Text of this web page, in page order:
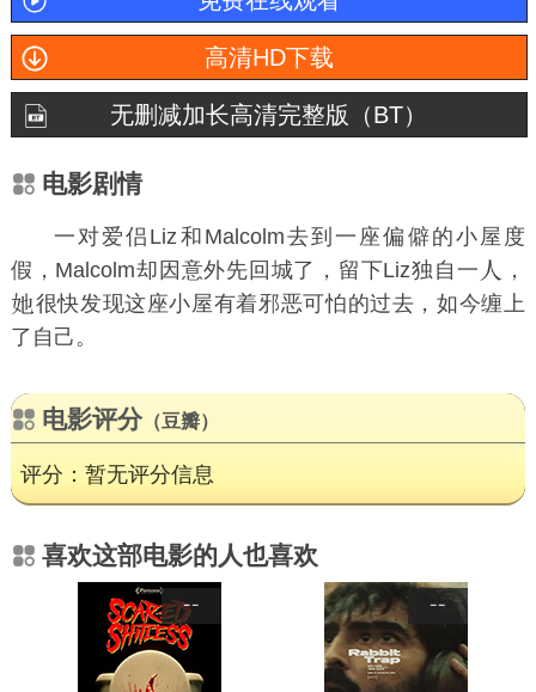
高清HD下载
无删减加长高清完整版（BT）
电影剧情
一对爱侣Liz和Malcolm去到一座偏僻的小屋度
假，Malcolm却因意外先回城了，留下Liz独自一
，
很快发现这座小屋有着邪恶可怕的过去，如今缠上
了自己。
电影评分（豆瓣）
评分：暂无评分信息
喜欢这部电影的人也喜欢
-- --